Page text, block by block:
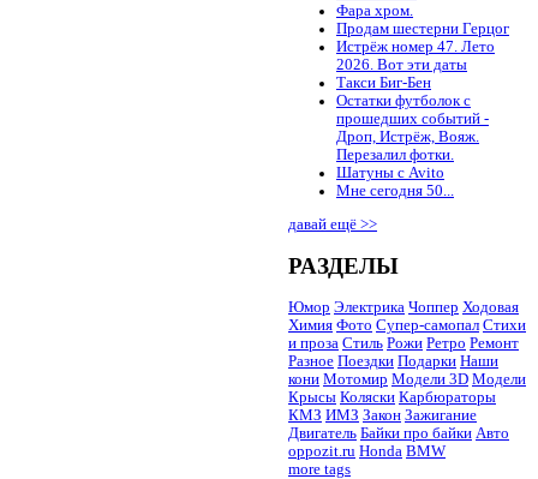
Фара хром.
Продам шестерни Герцог
Истрёж номер 47. Лето
2026. Вот эти даты
Такси Биг-Бен
Остатки футболок с
прошедших событий -
Дроп, Истрёж, Вояж.
Перезалил фотки.
Шатуны с Avito
Мне сегодня 50...
давай ещё >>
РАЗДЕЛЫ
Юмор Электрика Чоппер Ходовая
Химия Фото Супер-самопал Стихи
и проза Стиль Рожи Ретро Ремонт
Разное Поездки Подарки Наши
кони Мотомир Модели 3D Модели
Крысы Коляски Карбюраторы
КМЗ ИМЗ Закон Зажигание
Двигатель Байки про байки Авто
oppozit.ru Honda BMW
more tags